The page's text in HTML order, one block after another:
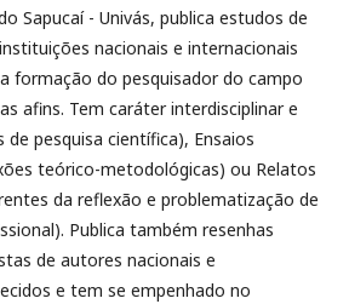
Sapucaí - Univás, publica estudos de
nacionais e internacionais
formação do pesquisador do campo
afins. Tem caráter interdisciplinar e
pesquisa científica), Ensaios
teórico-metodológicas) ou Relatos
da reflexão e problematização de
Publica também resenhas
de autores nacionais e
e tem se empenhado no